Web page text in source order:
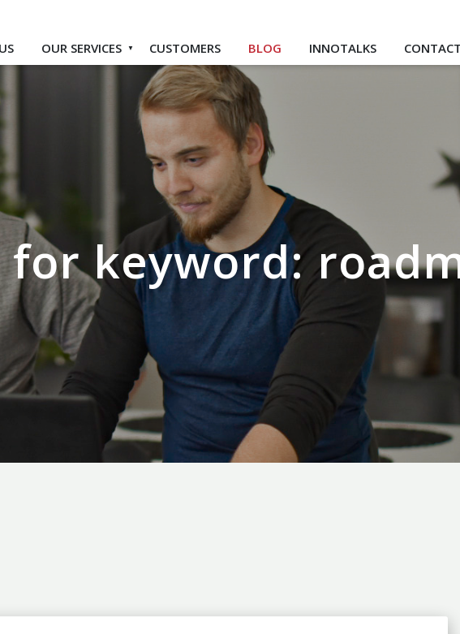
OUR SERVICES CUSTOMERS BLOG INNOTALKS
keyword: